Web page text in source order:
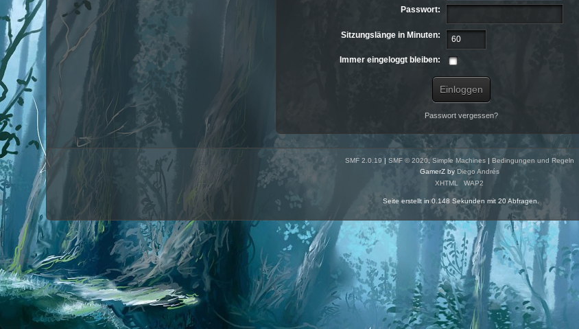
Passwort:
Sitzungslänge in Minuten:
Immer eingeloggt bleiben:
Passwort vergessen?
SMF 2.0.19 | SMF © 2020, Simple Machines| Bedingungen und Regeln
GamerZ by Diego Andrés
XHTML
WAP2
Seite erstellt in 0.148 Sekunden mit 20 Abfragen.